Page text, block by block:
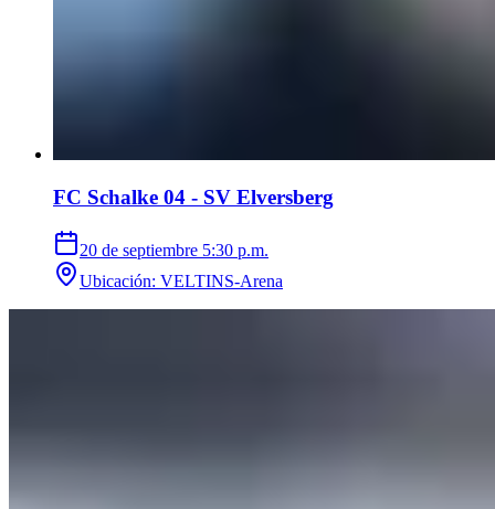
FC Schalke 04 - SV Elversberg
20 de septiembre 5:30 p.m.
Ubicación: VELTINS-Arena